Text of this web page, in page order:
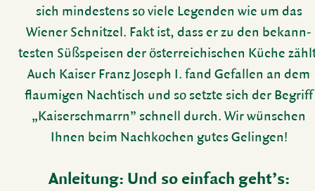
sich mindes­tens so viele Legenden wie um das
Wiener Schnitzel. Fakt ist, dass er zu den bekann­
testen Süßspeisen der öster­rei­chi­schen Küche
Auch Kaiser Franz Joseph I. fand Gefallen an dem
flau­migen Nach­tisch und so setzte sich der Begriff
„Kaiser­schmarrn” schnell durch. Wir wünschen
Ihnen beim Nach­ko­chen gutes Gelingen!
Anlei­tung: Und so einfach geht’s: